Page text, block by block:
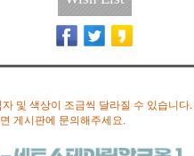
및 색상이 조금씩 달라질 수 있습니다.
게시판에 문의해주세요.